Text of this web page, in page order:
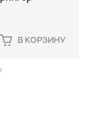
В КОРЗИНУ